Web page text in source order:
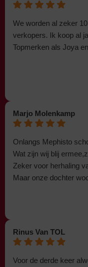
We worden al zeker
verkopers. Ik koop al
Topmerken als Joya
Marjo Molenkamp
Onlangs Mephisto
Wat zijn wij blij
Zeker voor herhaling
Maar onze dochter
Rinus Van TOL
Voor de derde keer